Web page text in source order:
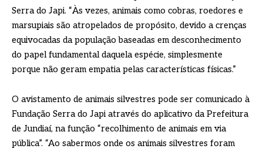
Serra do Japi. “Às vezes, animais como cobras, roedores e
marsupiais são atropelados de propósito, devido a crenças
equivocadas da população baseadas em desconhecimento
do papel fundamental daquela espécie, simplesmente
porque não geram empatia pelas características físicas.”
O avistamento de animais silvestres pode ser comunicado à
Fundação Serra do Japi através do aplicativo da Prefeitura
de Jundiaí, na função “recolhimento de animais em via
pública”. “Ao sabermos onde os animais silvestres foram